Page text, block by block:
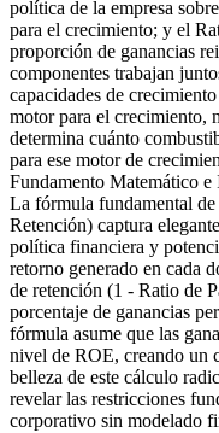
política de la empresa
para el crecimiento; y el
proporción de ganancias
componentes trabajan
capacidades de
motor para el crecimiento,
determina cuánto
para ese motor de
Fundamento Matemático e
La fórmula fundamental
Retención) captura
política financiera y
retorno generado en cada
de retención (1 - Ratio de
porcentaje de ganancias
fórmula asume que las
nivel de ROE, creando un
belleza de este cálculo
revelar las restricciones
corporativo sin modelado